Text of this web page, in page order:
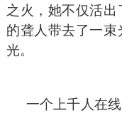
之火，她不仅活
的聋人带去了一束
光。
一个上千人在